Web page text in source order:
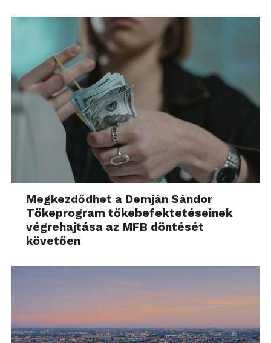
Megkezdődhet a Demján Sándor
Tőkeprogram tőkebefektetéseinek
végrehajtása az MFB döntését
követően